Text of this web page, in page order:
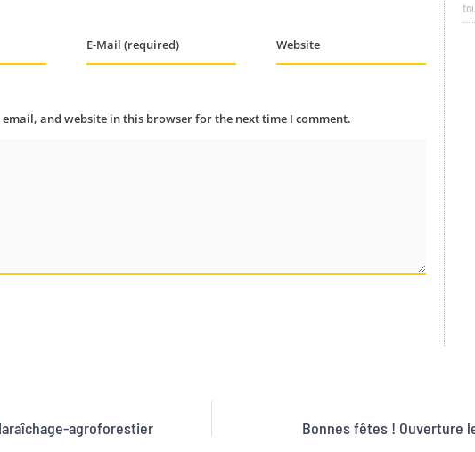
E-Mail (required) Website
email, and website in this browser for the next time I comment.
agroforestier Bonnes fêtes ! Ouverture